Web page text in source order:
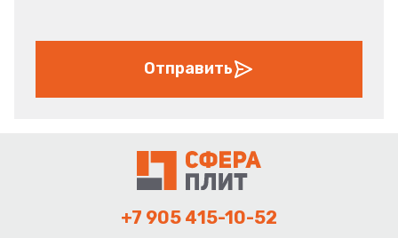
Отправить
+7 905 415-10-52